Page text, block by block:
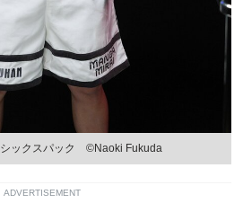
ックスパック ©Naoki Fukuda
ADVERTISEMENT